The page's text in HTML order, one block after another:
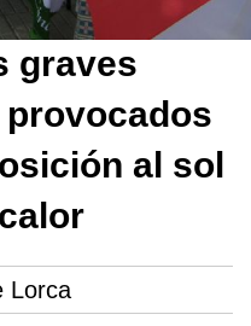
graves
al sol
Lorca